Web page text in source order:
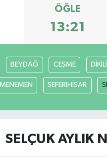
ÖĞLE
13:21
BEYDAĞ CEŞME DİKİLİ
SEFERIHİSAR
SELÇUK AYLIK